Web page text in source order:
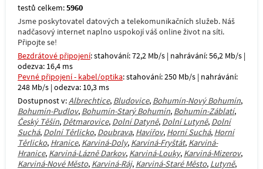
testů celkem:5960
Jsme poskytovatel datových a telekomunikačních služeb. Náš
nadčasový internet naplno uspokojí váš online život na síti.
Připojte se!
Bezdrátové připojení: stahování: 72,2 Mb/s | nahrávání: 56,2 Mb/s |
odezva: 16,4 ms
Pevné připojení - kabel/optika: stahování: 250 Mb/s | nahrávání:
248 Mb/s | odezva: 10,3 ms
Dostupnost v:Albrechtice, Bludovice, Bohumín-Nový Bohumín,
Bohumín-Pudlov, Bohumín-Starý Bohumín, Bohumín-Záblatí,
Český Těšín, Dětmarovice, Dolní Datyně, Dolní Lutyně, Dolní
Suchá, Dolní Těrlicko, Doubrava, Havířov, Horní Suchá, Horní
Těrlicko, Hranice, Karviná-Doly, Karviná-Fryštát, Karviná-
Hranice, Karviná-Lázně Darkov, Karviná-Louky, Karviná-Mizerov,
Karviná-Nové Město, Karviná-Ráj, Karviná-Staré Město, Lutyně,